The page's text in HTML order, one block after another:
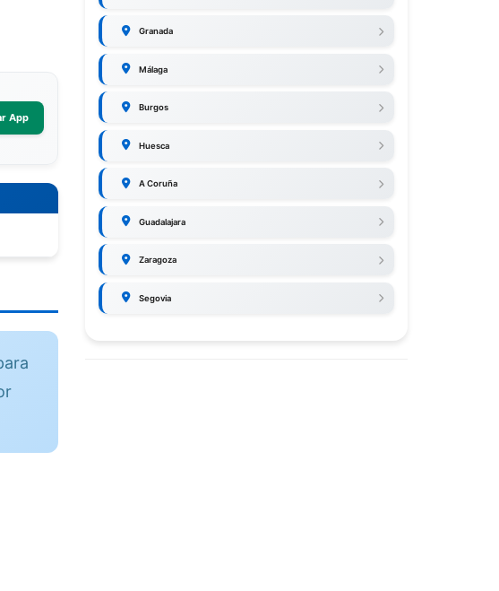
App
Granada
Málaga
Burgos
Huesca
A Coruña
Guadalajara
Zaragoza
Segovia